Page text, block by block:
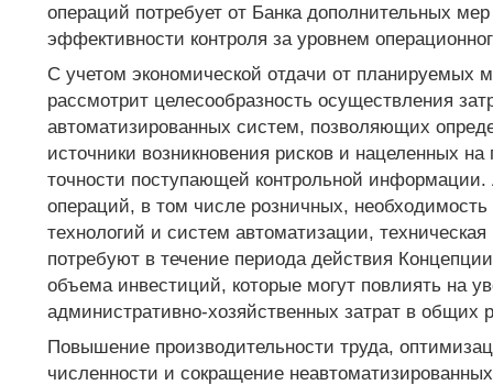
операций потребует от Банка дополнительных
эффективности контроля за уровнем
С учетом экономической отдачи от планируемых
рассмотрит целесообразность осуществления
автоматизированных систем, позволяющих
источники возникновения рисков и нацеленных
точности поступающей контрольной информации.
операций, в том числе розничных,
технологий и систем автоматизации,
потребуют в течение периода действия
объема инвестиций, которые могут повлиять на
административно-хозяйственных затрат в общих
Повышение производительности труда,
численности и сокращение